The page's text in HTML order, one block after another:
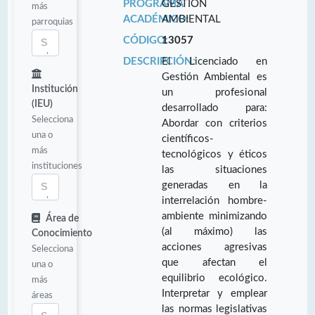
más
parroquias
Institución
(IEU)
Selecciona
una o
más
instituciones
Área de
Conocimiento
Selecciona
una o
más
áreas
PROGRAMA
ACADÉMICO:
GESTIÓN
AMBIENTAL
CÓDIGO:13057
DESCRIPCIÓN:El Licenciado en
Gestión Ambiental es
un profesional
desarrollado para:
Abordar con criterios
científicos-
tecnológicos y éticos
las situaciones
generadas en la
interrelación hombre-
ambiente minimizando
(al máximo) las
acciones agresivas
que afectan el
equilibrio ecológico.
Interpretar y emplear
las normas legislativas